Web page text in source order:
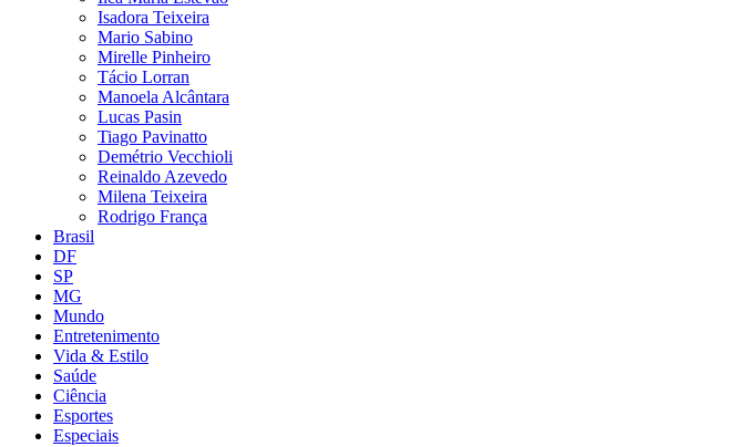
Isadora Teixeira
Mario Sabino
Mirelle Pinheiro
Tácio Lorran
Manoela Alcântara
Lucas Pasin
Tiago Pavinatto
Demétrio Vecchioli
Reinaldo Azevedo
Milena Teixeira
Rodrigo França
Brasil
DF
SP
MG
Mundo
Entretenimento
Vida & Estilo
Saúde
Ciência
Esportes
Especiais